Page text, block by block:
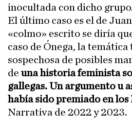
inocultada con dicho
El último caso es el de
«colmo» escrito se diría
caso de Ónega, la
sospechosa de posibles
de una historia feminista
gallegas. Un argumento u
había sido premiado en los
Narrativa de 2022 y 2023.